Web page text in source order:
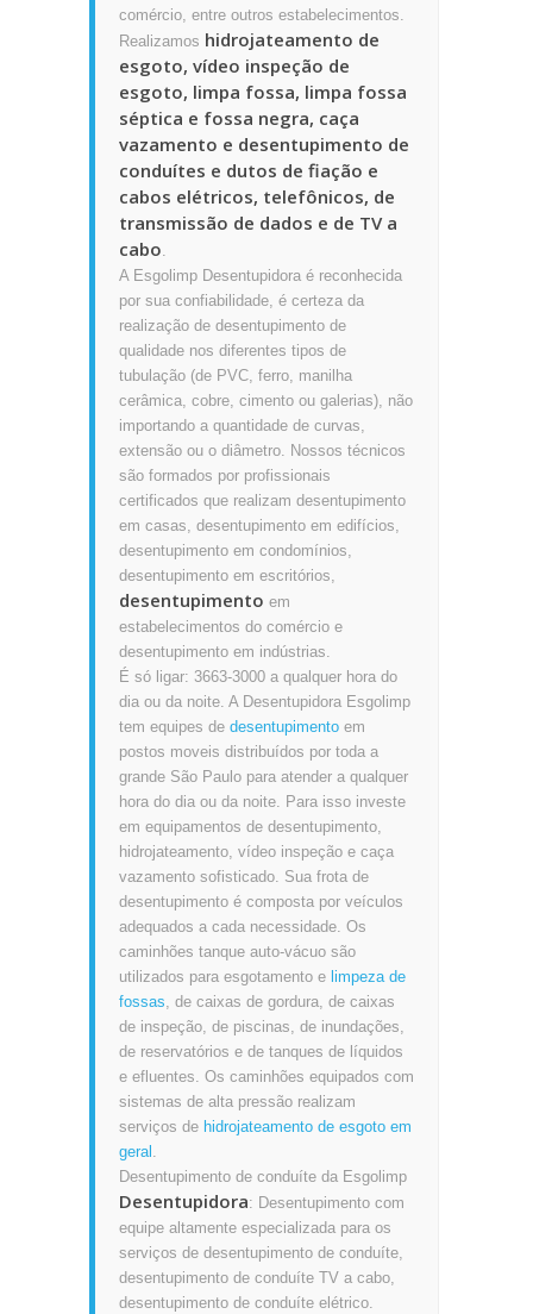
comércio, entre outros estabelecimentos.
Realizamos hidrojateamento de
esgoto, vídeo inspeção de
esgoto, limpa fossa, limpa fossa
séptica e fossa negra, caça
vazamento e desentupimento de
conduítes e dutos de fiação e
cabos elétricos, telefônicos, de
transmissão de dados e de TV a
cabo.
A Esgolimp Desentupidora é reconhecida
por sua confiabilidade, é certeza da
realização de desentupimento de
qualidade nos diferentes tipos de
tubulação (de PVC, ferro, manilha
cerâmica, cobre, cimento ou galerias), não
importando a quantidade de curvas,
extensão ou o diâmetro. Nossos técnicos
são formados por profissionais
certificados que realizam desentupimento
em casas, desentupimento em edifícios,
desentupimento em condomínios,
desentupimento em escritórios,
desentupimento em
estabelecimentos do comércio e
desentupimento em indústrias.
É só ligar: 3663-3000 a qualquer hora do
dia ou da noite. A Desentupidora Esgolimp
tem equipes de desentupimentoem
postos moveis distribuídos por toda a
grande São Paulo para atender a qualquer
hora do dia ou da noite. Para isso investe
em equipamentos de desentupimento,
hidrojateamento, vídeo inspeção e caça
vazamento sofisticado. Sua frota de
desentupimento é composta por veículos
adequados a cada necessidade. Os
caminhões tanque auto-vácuo são
utilizados para esgotamento elimpeza de
fossas, de caixas de gordura, de caixas
de inspeção, de piscinas, de inundações,
de reservatórios e de tanques de líquidos
e efluentes. Os caminhões equipados com
sistemas de alta pressão realizam
serviços de hidrojateamento de esgoto em
geral .
Desentupimento de conduíte da Esgolimp
Desentupidora: Desentupimento com
equipe altamente especializada para os
serviços de desentupimento de conduíte,
desentupimento de conduíte TV a cabo,
desentupimento de conduíte elétrico.